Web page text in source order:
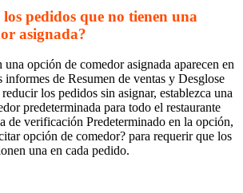
los pedidos que no tienen una
asignada?
opción de comedor asignada aparecen en
informes de Resumen de ventas y Desglose
los pedidos sin asignar, establezca una
predeterminada para todo el restaurante
de verificación Predeterminado en la opción,
opción de comedor? para requerir que los
una en cada pedido.